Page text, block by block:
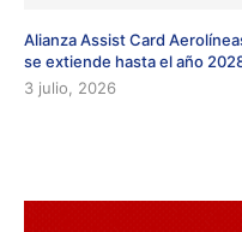
Alianza Assist Card
se extiende hasta el año
3 julio, 2026